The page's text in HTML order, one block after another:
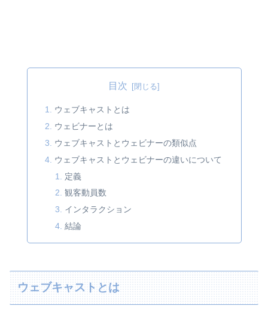
目次
ウェブキャストとは
ウェビナーとは
ウェブキャストとウェビナーの類似点
ウェブキャストとウェビナーの違いについて
定義
観客動員数
インタラクション
結論
ウェブキャストとは